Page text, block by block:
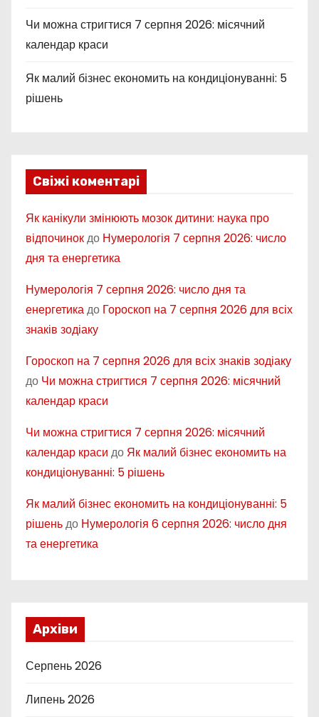
Чи можна стригтися 7 серпня 2026: місячний
календар краси
Як малий бізнес економить на кондиціонуванні: 5
рішень
Свіжі коментарі
Як канікули змінюють мозок дитини: наука про
відпочинокдо Нумерологія 7 серпня 2026: число
дня та енергетика
Нумерологія 7 серпня 2026: число дня та
енергетикадо Гороскоп на 7 серпня 2026 для всіх
знаків зодіаку
Гороскоп на 7 серпня 2026 для всіх знаків зодіаку
до Чи можна стригтися 7 серпня 2026: місячний
календар краси
Чи можна стригтися 7 серпня 2026: місячний
календар краси до Як малий бізнес економить на
кондиціонуванні: 5 рішень
Як малий бізнес економить на кондиціонуванні: 5
рішеньдо Нумерологія 6 серпня 2026: число дня
та енергетика
Архіви
Серпень 2026
Липень 2026